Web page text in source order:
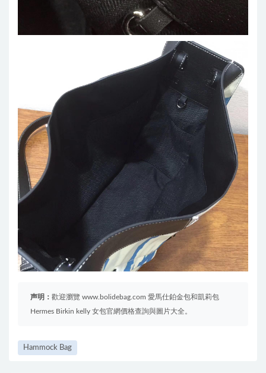
声明： 歡迎瀏覽 www.bolidebag.com 愛馬仕鉑金包和凱莉包
Hermes Birkin kelly 女包官網價格查詢與圖片大全。
Hammock Bag